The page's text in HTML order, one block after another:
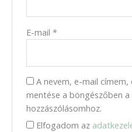
E-mail*
A nevem, e-mail
mentése a böngészőben
hozzászólásomhoz.
Elfogadom az